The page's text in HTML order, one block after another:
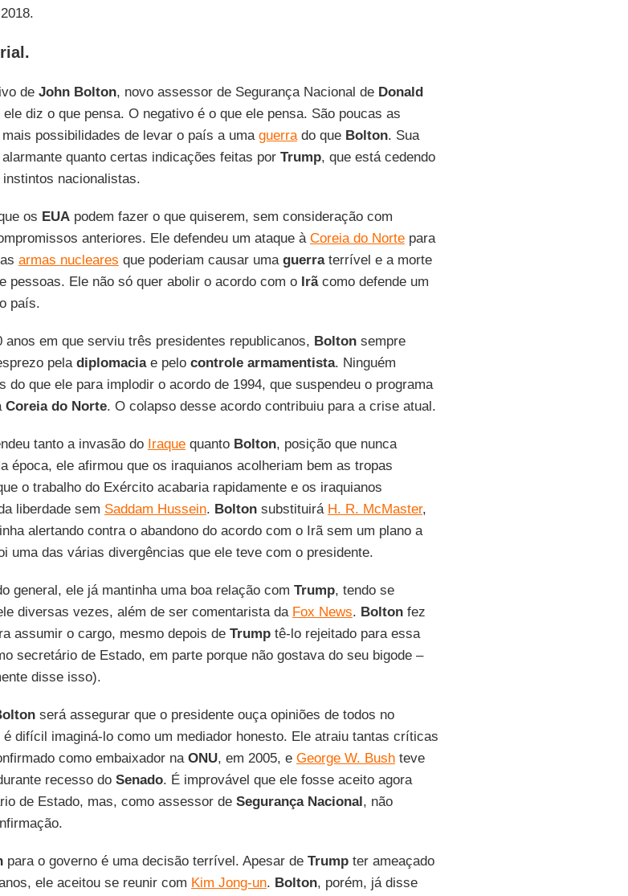
de John Bolton, novo assessor de Segurança Nacional de Donald
ele diz o que pensa. O negativo é o que ele pensa. São poucas as
possibilidades de levar o país a uma guerrado que Bolton. Sua
quanto certas indicações feitas por Trump, que está cedendo
nacionalistas.
os EUApodem fazer o que quiserem, sem consideração com
anteriores. Ele defendeu um ataque à Coreia do Nortepara
armas nucleares que poderiam causar uma guerraterrível e a morte
pessoas. Ele não só quer abolir o acordo com o Irãcomo defende um
país.
anos em que serviu três presidentes republicanos, Boltonsempre
pela diplomaciae pelo controle armamentista. Ninguém
do que ele para implodir o acordo de 1994, que suspendeu o programa
Coreia do Norte. O colapso desse acordo contribuiu para a crise atual.
tanto a invasão do Iraquequanto Bolton, posição que nunca
época, ele afirmou que os iraquianos acolheriam bem as tropas
o trabalho do Exército acabaria rapidamente e os iraquianos
liberdade sem Saddam Hussein. Boltonsubstituirá H. R. McMaster,
alertando contra o abandono do acordo com o Irã sem um plano a
uma das várias divergências que ele teve com o presidente.
general, ele já mantinha uma boa relação com Trump, tendo se
diversas vezes, além de ser comentarista da Fox News. Boltonfez
assumir o cargo, mesmo depois de Trumptê-lo rejeitado para essa
secretário de Estado, em parte porque não gostava do seu bigode –
disse isso).
será assegurar que o presidente ouça opiniões de todos no
é difícil imaginá-lo como um mediador honesto. Ele atraiu tantas críticas
como embaixador na ONU, em 2005, e George W. Bushteve
recesso do Senado. É improvável que ele fosse aceito agora
de Estado, mas, como assessor de Segurança Nacional, não
para o governo é uma decisão terrível. Apesar de Trumpter ameaçado
ele aceitou se reunir com Kim Jong-un. Bolton, porém, já disse